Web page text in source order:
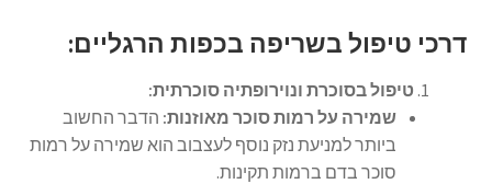
דרכי טיפול בשריפה בכפות הרגליים:
טיפול בסוכרת ונוירופתיה סוכרתית:
שמירה על רמות סוכר מאוזנות: הדבר החשוב
ביותר למניעת נזק נוסף לעצבוב הוא שמירה על רמות
סוכר בדם ברמות תקינות.